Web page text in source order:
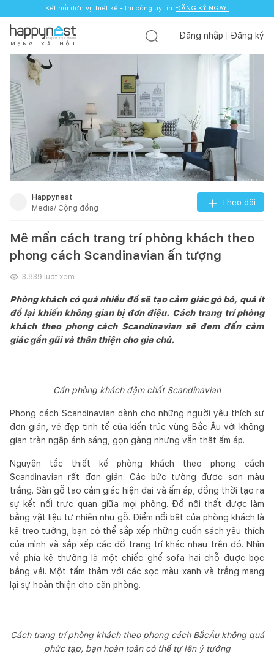
Kết nối đơn vị thiết kế - thi công uy tín. ĐĂNG KÝ NGAY!
M Ạ N G X Ã H Ộ I
Đăng nhập Đăng ký
Happynest
Media/ Cộng đồng
Theo dõi
Mê mẩn cách trang trí phòng khách theo
phong cách Scandinavian ấn tượng
3.839 lượt xem
Phòng khách có quá nhiều đồ sẽ tạo cảm giác gò bó, quá ít
đồ lại khiến không gian bị đơn điệu. Cách trang trí phòng
khách theo phong cách Scandinavian sẽ đem đến cảm
giác gần gũi và thân thiện cho gia chủ.
Căn phòng khách đậm chất Scandinavian
Phong cách Scandinavian dành cho những người yêu thích sự
đơn giản, vẻ đẹp tinh tế của kiến trúc vùng Bắc Âu với không
gian tràn ngập ánh sáng, gọn gàng nhưng vẫn thật ấm áp.
Nguyên tắc thiết kế phòng khách theo phong cách
Scandinavian rất đơn giản. Các bức tường được sơn màu
trắng. Sàn gỗ tạo cảm giác hiện đại và ấm áp, đồng thời tạo ra
sự kết nối trực quan giữa mọi phòng. Đồ nội thất được làm
bằng vật liệu tự nhiên như gỗ. Điểm nổi bật của phòng khách là
kệ treo tường, bạn có thể sắp xếp những cuốn sách yêu thích
của mình và sắp xếp các đồ trang trí khác nhau trên đó. Nhìn
về phía kệ thường là một chiếc ghế sofa hai chỗ được bọc
bằng vải. Một tấm thảm với các sọc màu xanh và trắng mang
lại sự hoàn thiện cho căn phòng.
Cách trang trí phòng khách theo phong cách BắcÂu không quá
phức tạp, bạn hoàn toàn có thể tự lên ý tưởng